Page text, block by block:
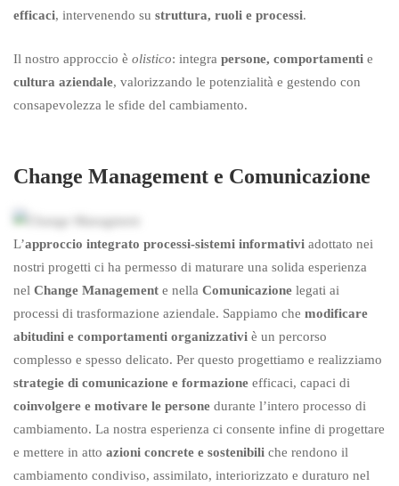
efficaci, intervenendo su struttura, ruoli e processi.
Il nostro approccio è olistico: integra persone, comportamenti e
cultura aziendale, valorizzando le potenzialità e gestendo con
consapevolezza le sfide del cambiamento.
Change Management e Comunicazione
L’approccio integrato processi-sistemi informativi adottato nei
nostri progetti ci ha permesso di maturare una solida esperienza
nel Change Management e nella Comunicazione legati ai
processi di trasformazione aziendale. Sappiamo che modificare
abitudini e comportamenti organizzativi è un percorso
complesso e spesso delicato. Per questo progettiamo e realizziamo
strategie di comunicazione e formazione efficaci, capaci di
coinvolgere e motivare le persone durante l’intero processo di
cambiamento. La nostra esperienza ci consente infine di progettare
e mettere in atto azioni concrete e sostenibili che rendono il
cambiamento condiviso, assimilato, interiorizzato e duraturo nel